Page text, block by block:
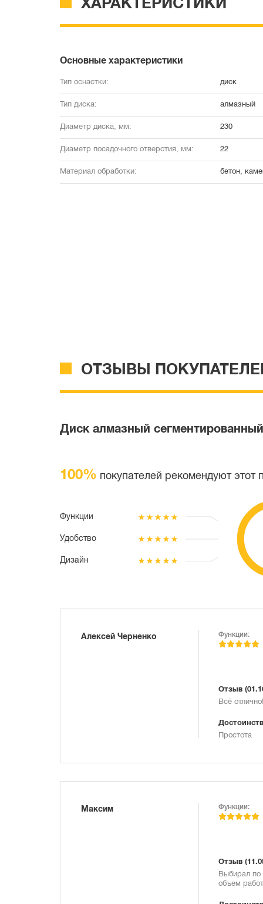
ХАРАКТЕРИСТИКИ
Основные характеристики
Тип оснастки: диск
Тип диска: алмазный
Диаметр диска, мм: 230
Диаметр посадочного отверстия, мм: 22
Материал обработки: бетон,
ОТЗЫВЫ
Диск алмазный
100% покупателей рекомендуют этот
Функции
Удобство
Дизайн
Алексей Черненко Функции:
Отзыв
Всё отлично!
Простота
Максим Функции:
Отзыв
Выбирал по
объем